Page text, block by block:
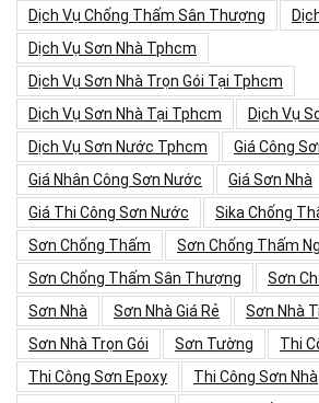
Dịch Vụ Chống Thấm Sân Thượng
Dịch Vụ Sơn Nhà Tphcm
Dịch Vụ Sơn Nhà Trọn Gói Tại Tphcm
Dịch Vụ Sơn Nhà Tại Tphcm
Dịch Vụ
Dịch Vụ Sơn Nước Tphcm
Giá Công
Giá Nhân Công Sơn Nước
Giá Sơn Nhà
Giá Thi Công Sơn Nước
Sika Chống
Sơn Chống Thấm
Sơn Chống Thấm
Sơn Chống Thấm Sân Thượng
Sơn
Sơn Nhà
Sơn Nhà Giá Rẻ
Sơn Nhà
Sơn Nhà Trọn Gói
Sơn Tường
Thi
Thi Công Sơn Epoxy
Thi Công Sơn Nhà